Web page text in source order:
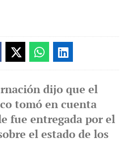
dijo que el
tomó en cuenta
fue entregada por el
el estado de los